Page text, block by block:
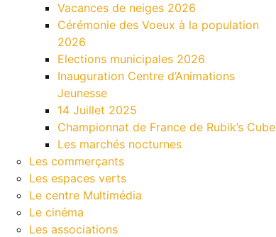
Vacances de neiges 2026
Cérémonie des Voeux à la population
2026
Elections municipales 2026
Inauguration Centre d’Animations
Jeunesse
14 Juillet 2025
Championnat de France de Rubik’s Cube
Les marchés nocturnes
Les commerçants
Les espaces verts
Le centre Multimédia
Le cinéma
Les associations